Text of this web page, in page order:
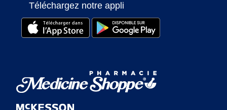
Téléchargez notre appli